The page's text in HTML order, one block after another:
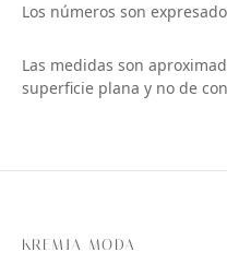
Los números son
Las medidas son
superficie plana y no de
KREMIA MODA